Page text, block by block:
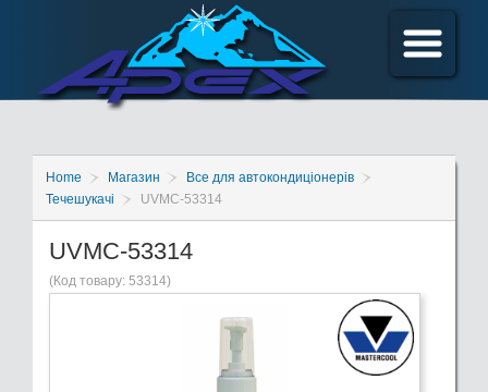
Home Магазин
Все для автокондиціонерів
Течешукачі
UVMC-53314
UVMC-53314
(Код товару: 53314)